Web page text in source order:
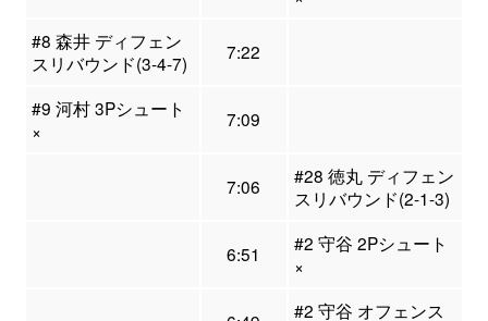
#8 森井 ディフェン
スリバウンド(3-4-7)
7:22
#9 河村 3Pシュート
×
7:09
7:06
#28 徳丸 ディフェン
スリバウンド(2-1-3)
6:51
#2 守谷 2Pシュート
×
#2 守谷 オフェンス